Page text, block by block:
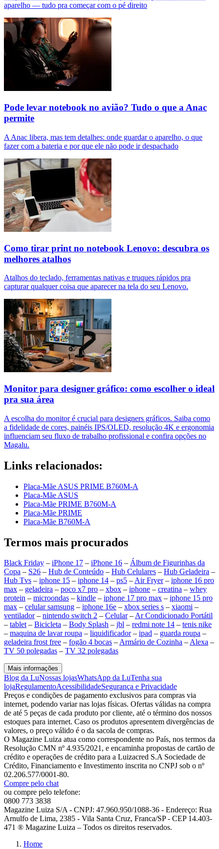
aparelho — tudo pra começar com o pé direito
Pode levar notebook no avião? Tudo o que a Anac
permite
A Anac libera, mas tem detalhes: onde guardar o aparelho, o que
fazer com a bateria e por que ele não pode ir despachado
Como tirar print no notebook Lenovo: descubra os
melhores atalhos
Atalhos do teclado, ferramentas nativas e truques rápidos pra
capturar qualquer coisa que aparecer na tela do seu Lenovo.
Monitor para designer gráfico: como escolher o ideal
pra sua área
A escolha do monitor é crucial para designers gráficos. Saiba como
a fidelidade de cores, painéis IPS/OLED, resolução 4K e ergonomia
influenciam seu fluxo de trabalho profissional e confira opções no
Magalu.
Links relacionados:
Placa-Mãe ASUS PRIME B760M-A
Placa-Mãe ASUS
Placa-Mãe PRIME B760M-A
Placa-Mãe PRIME
Placa-Mãe B760M-A
Termos mais procurados
Black Friday – iPhone 17 – iPhone 16 – Álbum de Figurinhas da
Copa – S26 – Hub de Conteúdo – Hub Celulares – Hub Geladeira –
Hub Tvs – iphone 15 – iphone 14 – ps5 –Air Fryer– iphone 16 pro
max – geladeira – poco x7 pro – xbox – iphone – creatina – whey
protein – microondas – kindle – iphone 17 pro max – iphone 15 pro
max – celular samsung – iphone 16e – xbox series s – xiaomi –
ventilador– nintendo switch 2 – Celular–Ar Condicionado Portátil
– tablet– Bicicleta – Body Splash – jbl – redmi note 14 – tenis nike
– maquina de lavar roupa – liquidificador– ipad – guarda roupa –
geladeira frost free – fogão 4 bocas –Armário de Cozinha –Alexa –
TV 50 polegadas – TV 32 polegadas
Mais informações
Blog da LuNossas lojasWhatsApp da LuTenha sua
lojaRegulamentoAcessibilidadeSegurança e Privacidade
Preços e condições de pagamento exclusivos para compras via
internet, podendo variar nas lojas físicas. Ofertas válidas na compra
de até 5 peças de cada produto por cliente, até o término dos nossos
estoques para internet. Caso os produtos apresentem divergências de
valores, o preço válido é o da sacola de compras.
O Magazine Luiza atua como correspondente no País, nos termos da
Resolução CMN nº 4.935/2021, e encaminha propostas de cartão de
crédito e operações de crédito para a Luizacred S.A Sociedade de
Crédito, Financiamento e Investimento inscrita no CNPJ sob o nº
02.206.577/0001-80.
Compre pelo chat
ou compre pelo telefone:
0800 773 3838
Magazine Luiza S/A - CNPJ: 47.960.950/1088-36 - Endereço: Rua
Arnulfo de Lima, 2385 - Vila Santa Cruz, Franca/SP - CEP 14.403-
471 ® Magazine Luiza – Todos os direitos reservados.
Home